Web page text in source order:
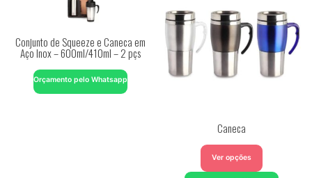
Conjunto de Squeeze e Caneca em
Aço Inox – 600ml/410ml – 2 pçs
Orçamento pelo Whatsapp
Caneca
Ver opções